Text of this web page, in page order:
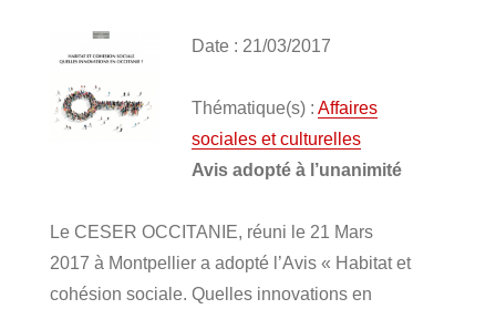
Date : 21/03/2017
Thématique(s) : Affaires
sociales et culturelles
Avis adopté à l’unanimité
Le CESER OCCITANIE, réuni le 21 Mars
2017 à Montpellier a adopté l’Avis « Habitat et
cohésion sociale. Quelles innovations en